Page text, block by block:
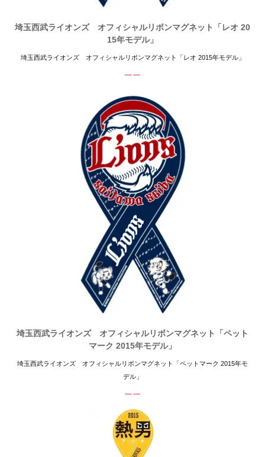
埼玉西武ライオンズ オフィシャルリボンマグネット「レオ 20
15年モデル」
埼玉西武ライオンズ オフィシャルリボンマグネット「レオ 2015年モデル」
ーー
埼玉西武ライオンズ オフィシャルリボンマグネット「ペット
マーク 2015年モデル」
埼玉西武ライオンズ オフィシャルリボンマグネット「ペットマーク 2015年モ
デル」
ーー